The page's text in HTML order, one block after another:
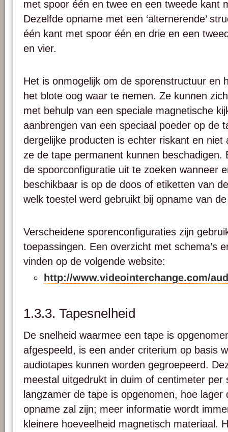
met spoor één en twee en een tweede kant
Dezelfde opname met een ‘alternerende’
één kant met spoor één en drie en een
en vier.
Het is onmogelijk om de sporenstructuur en
het blote oog waar te nemen. Ze kunnen
met behulp van een speciale magnetische
aanbrengen van een speciaal poeder op de
dergelijke producten is echter riskant en niet
ze de tape permanent kunnen beschadigen.
de spoorconfiguratie uit te zoeken wanneer
beschikbaar is op de doos of etiketten van
welk toestel werd gebruikt bij opname van
Verscheidene sporenconfiguraties zijn
toepassingen. Een overzicht met schema’s
vinden op de volgende website:
http://www.videointerchange.com/
1.3.3. Tapesnelheid
De snelheid waarmee een tape is
afgespeeld, is een ander criterium op basis
audiotapes kunnen worden gegroepeerd.
meestal uitgedrukt in duim of centimeter per
langzamer de tape is opgenomen, hoe lager
opname zal zijn; meer informatie wordt
kleinere hoeveelheid magnetisch materiaal.